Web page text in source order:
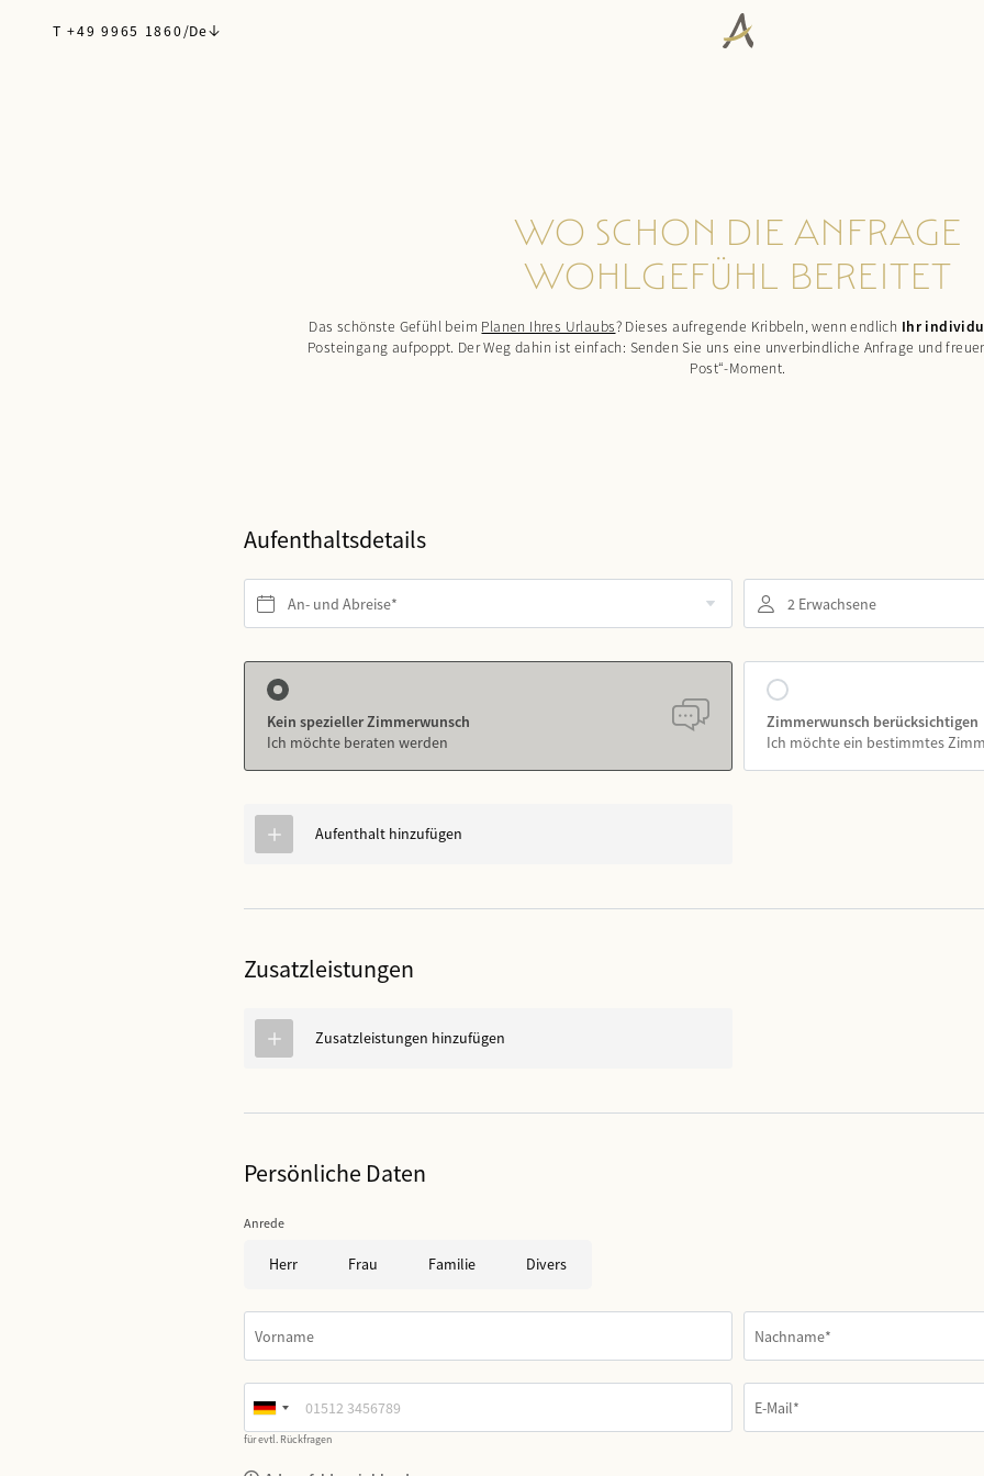
T +49 9965 1860/De
WO SCHON DIE ANFRAGE
WOHLGEFÜHL BEREITET
Das schönste Gefühl beim Planen Ihres Urlaubs? Dieses aufregende Kribbeln, wenn endlich Ihr
Posteingang aufpoppt. Der Weg dahin ist einfach: Senden Sie uns eine unverbindliche Anfrage und
Post“-Moment.
Aufenthaltsdetails
An- und Abreise* 2 Erwachsene
Kein spezieller Zimmerwunsch
Ich möchte beraten werden
Zimmerwunsch berücksichtigen
Ich möchte ein bestimmtes
Aufenthalt hinzufügen
Zusatzleistungen
Zusatzleistungen hinzufügen
Persönliche Daten
Anrede
Herr Frau Familie Divers
Vorname Nachname*
für evtl. Rückfragen
E-Mail*